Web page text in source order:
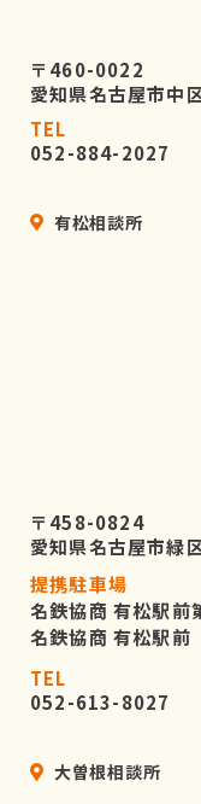
〒460-0022
愛知県名古屋市中
TEL
052-884-2027
有松相談所
〒458-0824
愛知県名古屋市緑
提携駐車場
名鉄協商 有松駅前
名鉄協商 有松駅前
TEL
052-613-8027
大曽根相談所